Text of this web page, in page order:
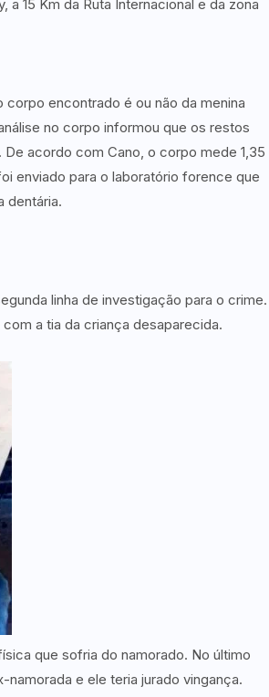
15 Km da Ruta Internacional e da zona
encontrado é ou não da menina
no corpo informou que os restos
acordo com Cano, o corpo mede 1,35
enviado para o laboratório forence que
dentária.
linha de investigação para o crime.
a tia da criança desaparecida.
que sofria do namorado. No último
e ele teria jurado vingança.